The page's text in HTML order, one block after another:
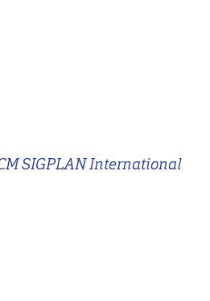
SIGPLAN International